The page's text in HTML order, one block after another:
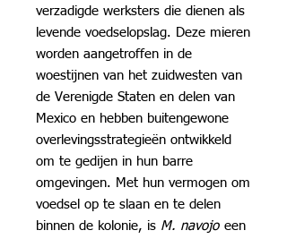
verzadigde werksters die dienen als
levende voedselopslag. Deze mieren
worden aangetroffen in de
woestijnen van het zuidwesten van
de Verenigde Staten en delen van
Mexico en hebben buitengewone
overlevingsstrategieën ontwikkeld
om te gedijen in hun barre
omgevingen. Met hun vermogen om
voedsel op te slaan en te delen
binnen de kolonie, is M. navojo een